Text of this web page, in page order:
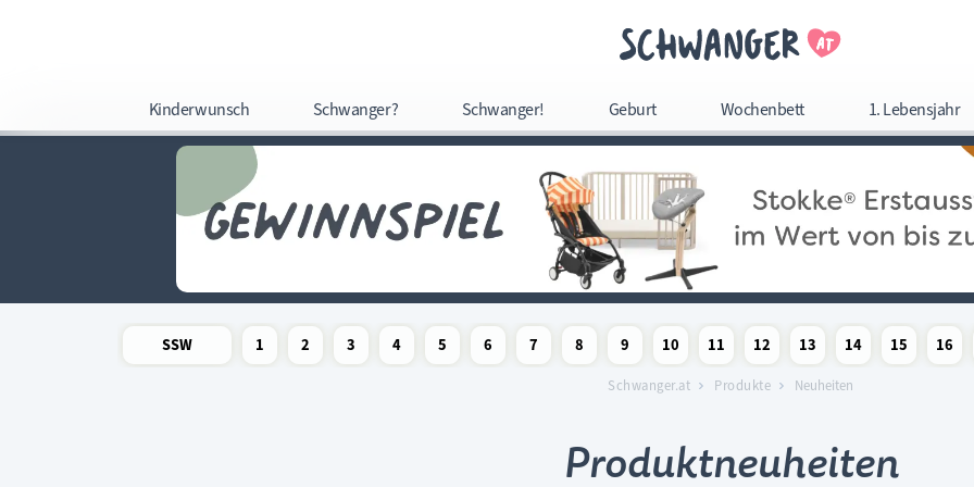
Kinderwunsch Schwanger? Schwanger! Geburt Wochenbett 1. Lebensjahr
überspringen
SSW
1
2
3
4
5
6
7
8
Schwangerschaftswoche
9
Schwangerschaftswoche
10
Schwangerschaftswoche
11
Schwangerschaftswoche
12
Schwangerschaftswoche
13
Schwangerschaftswoche
14
Schwangerschaftswoche
15
Schwangerschaftswoche
16
Schwanger.at Produkte Neuheiten
Produktneuheiten